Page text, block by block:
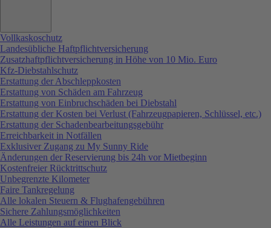
Vollkaskoschutz
Landesübliche Haftpflichtversicherung
Zusatzhaftpflichtversicherung in Höhe von 10 Mio. Euro
Kfz-Diebstahlschutz
Erstattung der Abschleppkosten
Erstattung von Schäden am Fahrzeug
Erstattung von Einbruchschäden bei Diebstahl
Erstattung der Kosten bei Verlust (Fahrzeugpapieren, Schlüssel, etc.)
Erstattung der Schadenbearbeitungsgebühr
Erreichbarkeit in Notfällen
Exklusiver Zugang zu My Sunny Ride
Änderungen der Reservierung bis 24h vor Mietbeginn
Kostenfreier Rücktrittschutz
Unbegrenzte Kilometer
Faire Tankregelung
Alle lokalen Steuern & Flughafengebühren
Sichere Zahlungsmöglichkeiten
Alle Leistungen auf einen Blick